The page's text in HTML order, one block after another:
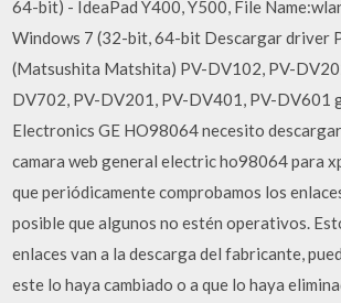
64-bit) - IdeaPad Y400, Y500, File
Windows 7 (32-bit, 64-bit Descargar driver
(Matsushita Matshita) PV-DV102, PV-
DV702, PV-DV201, PV-DV401, PV-DV601
Electronics GE HO98064 necesito
camara web general electric ho98064 para
que periódicamente comprobamos los
posible que algunos no estén operativos.
enlaces van a la descarga del fabricante,
este lo haya cambiado o a que lo haya